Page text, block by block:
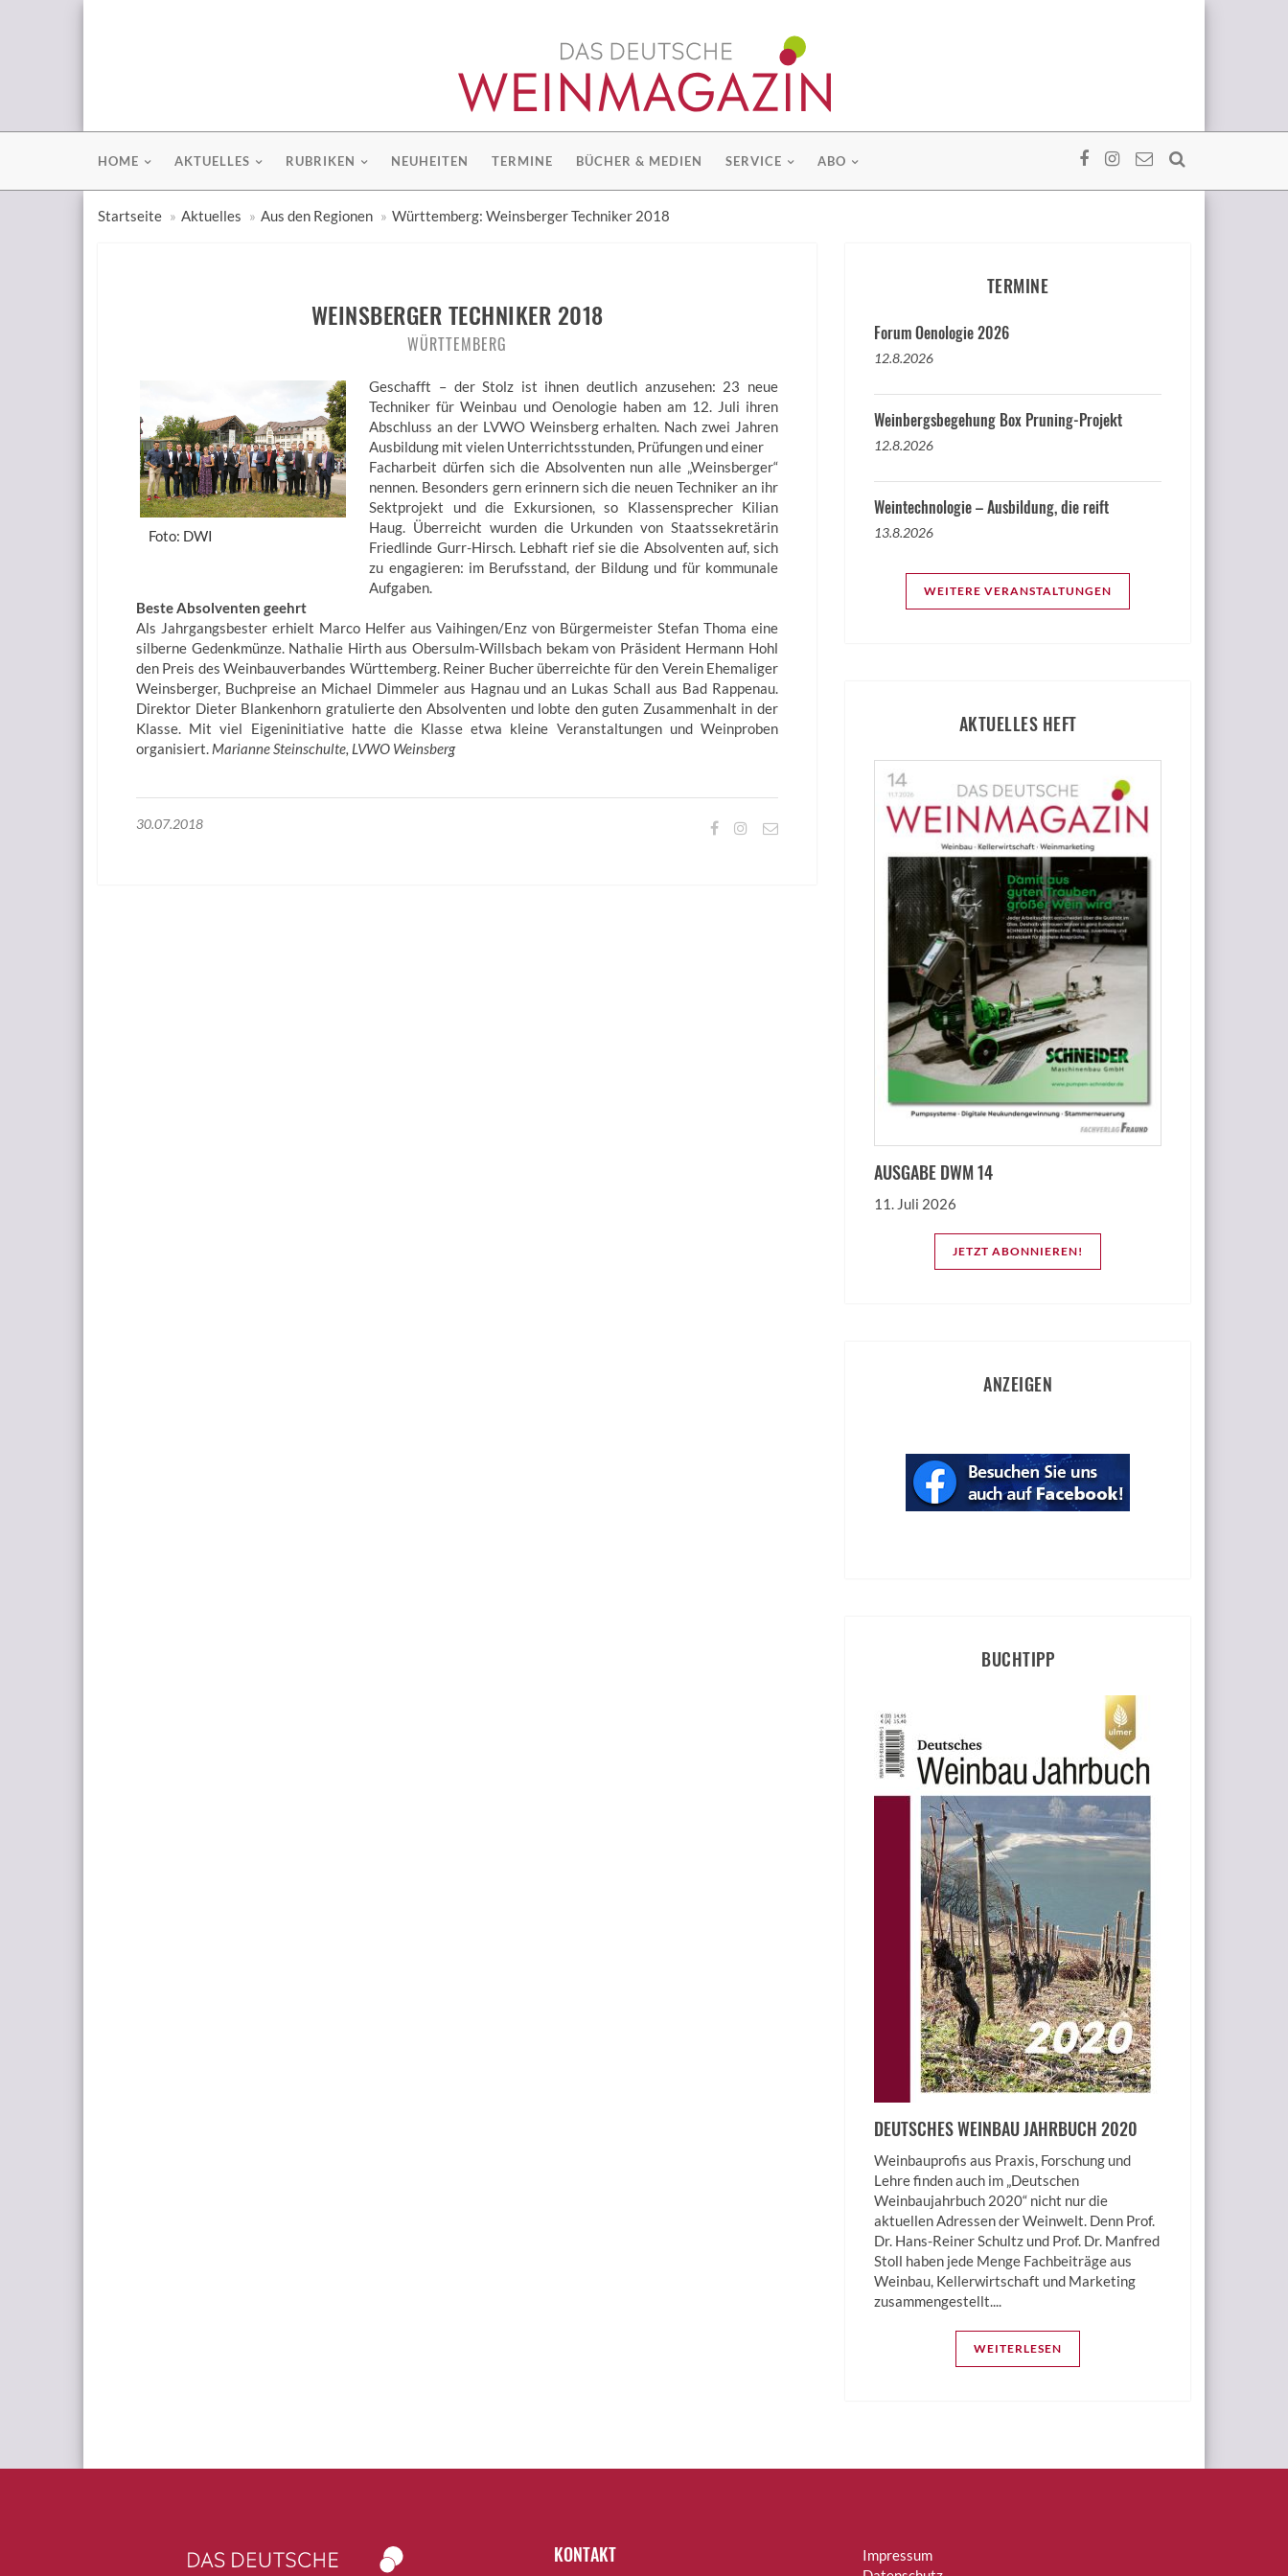
HOME AKTUELLES RUBRIKEN NEUHEITEN TERMINE BÜCHER & MEDIEN SERVICE ABO
Startseite Aktuelles Aus den Regionen Württemberg: Weinsberger Techniker 2018
WEINSBERGER TECHNIKER 2018
WÜRTTEMBERG
Foto: DWI
Geschafft – der Stolz ist ihnen deutlich anzusehen: 23 neue
Techniker für Weinbau und Oenologie haben am 12. Juli ihren
Abschluss an der LVWO Weinsberg erhalten. Nach zwei Jahren
Ausbildung mit vielen Unterrichtsstunden, Prüfungen und einer
Facharbeit dürfen sich die Absolventen nun alle „Weinsberger“
nennen. Besonders gern erinnern sich die neuen Techniker an ihr
Sektprojekt und die Exkursionen, so Klassensprecher Kilian
Haug. Überreicht wurden die Urkunden von Staatssekretärin
Friedlinde Gurr-Hirsch. Lebhaft rief sie die Absolventen auf, sich
zu engagieren: im Berufsstand, der Bildung und für kommunale
Aufgaben.
Beste Absolventen geehrt
Als Jahrgangsbester erhielt Marco Helfer aus Vaihingen/Enz von Bürgermeister Stefan Thoma eine
silberne Gedenkmünze. Nathalie Hirth aus Obersulm-Willsbach bekam von Präsident Hermann Hohl
den Preis des Weinbauverbandes Württemberg. Reiner Bucher überreichte für den Verein Ehemaliger
Weinsberger, Buchpreise an Michael Dimmeler aus Hagnau und an Lukas Schall aus Bad Rappenau.
Direktor Dieter Blankenhorn gratulierte den Absolventen und lobte den guten Zusammenhalt in der
Klasse. Mit viel Eigeninitiative hatte die Klasse etwa kleine Veranstaltungen und Weinproben
organisiert. Marianne Steinschulte, LVWO Weinsberg
30.07.2018
TERMINE
Forum Oenologie 2026
12.8.2026
Weinbergsbegehung Box Pruning-Projekt
12.8.2026
Weintechnologie – Ausbildung, die reift
13.8.2026
WEITERE VERANSTALTUNGEN
AKTUELLES HEFT
AUSGABE DWM 14
11. Juli 2026
JETZT ABONNIEREN!
ANZEIGEN
BUCHTIPP
DEUTSCHES WEINBAU JAHRBUCH 2020
Weinbauprofis aus Praxis, Forschung und
Lehre finden auch im „Deutschen
Weinbaujahrbuch 2020“ nicht nur die
aktuellen Adressen der Weinwelt. Denn Prof.
Dr. Hans-Reiner Schultz und Prof. Dr. Manfred
Stoll haben jede Menge Fachbeiträge aus
Weinbau, Kellerwirtschaft und Marketing
zusammengestellt....
WEITERLESEN
KONTAKT
Impressum